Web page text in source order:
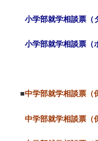
小学部就学相談票（
小学部就学相談票（
■中学部就学相談票（
中学部就学相談票（